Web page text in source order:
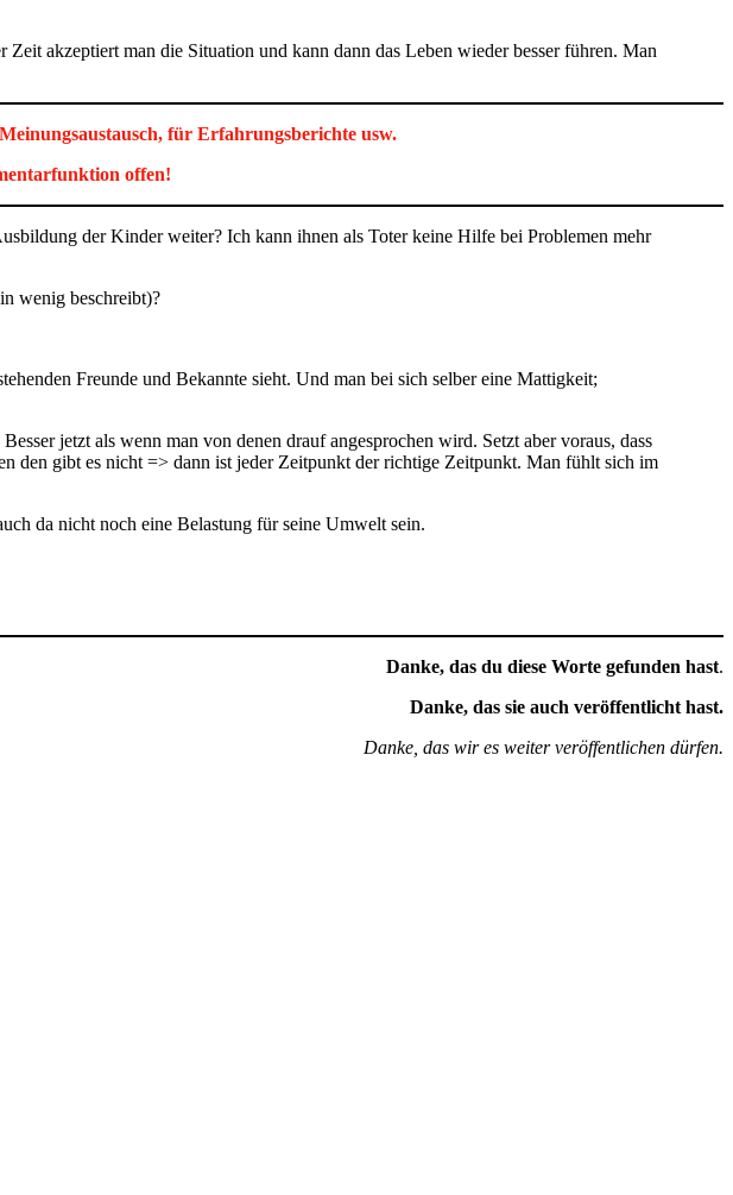
akzeptiert man die Situation und kann dann das Leben wieder besser führen. Man
für Erfahrungsberichte usw.
offen!
der Kinder weiter? Ich kann ihnen als Toter keine Hilfe bei Problemen mehr
wenig beschreibt)?
Freunde und Bekannte sieht. Und man bei sich selber eine Mattigkeit;
jetzt als wenn man von denen drauf angesprochen wird. Setzt aber voraus, dass
den gibt es nicht => dann ist jeder Zeitpunkt der richtige Zeitpunkt. Man fühlt sich im
da nicht noch eine Belastung für seine Umwelt sein.
Danke, das du diese Worte gefunden hast.
Danke, das sie auch veröffentlicht hast.
Danke, das wir es weiter veröffentlichen dürfen.